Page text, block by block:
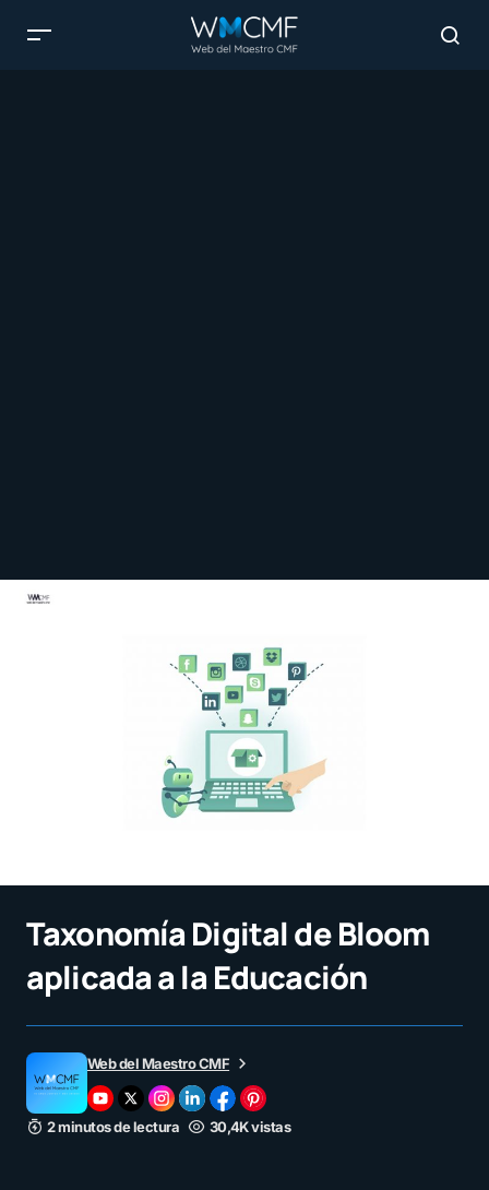
Taxonomía Digital de Bloom
aplicada a la Educación
Web del Maestro CMF
2 minutos de lectura 30,4K vistas